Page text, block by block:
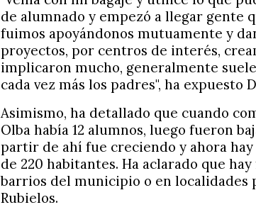
de alumnado y empezó a llegar gente
fuimos apoyándonos mutuamente y
proyectos, por centros de interés,
implicaron mucho, generalmente
cada vez más los padres", ha expuesto
Asimismo, ha detallado que cuando
Olba había 12 alumnos, luego fueron
partir de ahí fue creciendo y ahora hay
de 220 habitantes. Ha aclarado que
barrios del municipio o en localidades
Rubielos.